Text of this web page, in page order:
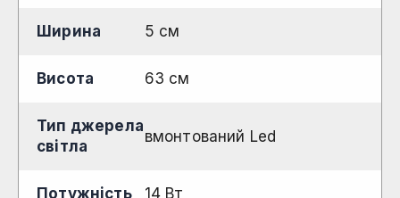
Ширина 5 см
Висота 63 см
Тип джерела
світла
вмонтований Led
Потужність 14 Вт